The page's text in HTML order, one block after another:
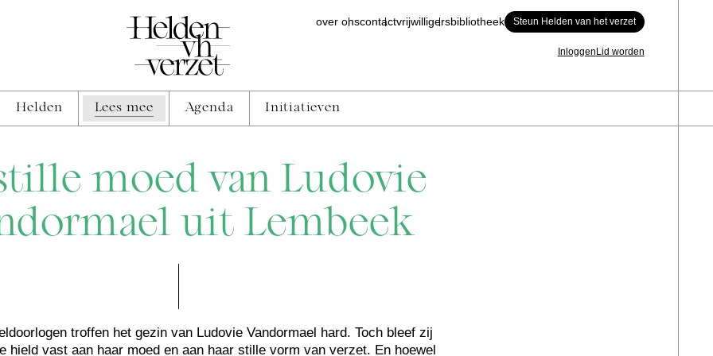
over onscontactvrijwilligersbibliotheek Steun Helden van het verzet
InloggenLid worden
Helden Lees mee Agenda Initiatieven
moed van Ludovie
uit Lembeek
troffen het gezin van Ludovie Vandormael hard. Toch bleef zij
hield vast aan haar moed en aan haar stille vorm van verzet. En hoewel